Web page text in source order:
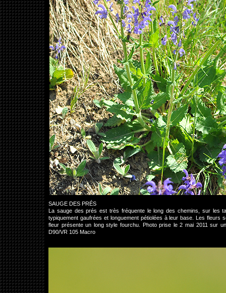
SAUGE DES PRÉS
La sauge des prés est très fréquente le long des chemins, sur les
typiquement gaufrées et longuement pétiolées à leur base. Les
fleur présente un long style fourchu. Photo prise le 2 mai 2011 sur
D90/VR 105 Macro